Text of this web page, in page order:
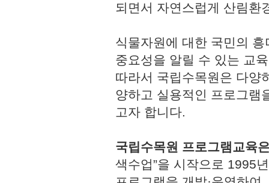
되면서 자연스럽게 산림환
식물자원에 대한 국민의
중요성을 알릴 수 있는 교
따라서 국립수목원은 다양
양하고 실용적인 프로그램
고자 합니다.
국립수목원 프로그램교육
색수업”을 시작으로 1995